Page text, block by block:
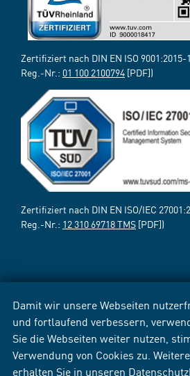
Damit wir unsere Webseiten
und fortlaufend verbessern,
Sie die Webseiten weiter nutzen,
Verwendung von Cookies zu.
erhalten Sie in unseren
Zertifiziert nach DIN EN ISO
Reg.-Nr.: 01 100 2100794 [PDF])
Zertifiziert nach DIN EN ISO/IEC
Reg.-Nr.: 12 310 69718 TMS [PDF])